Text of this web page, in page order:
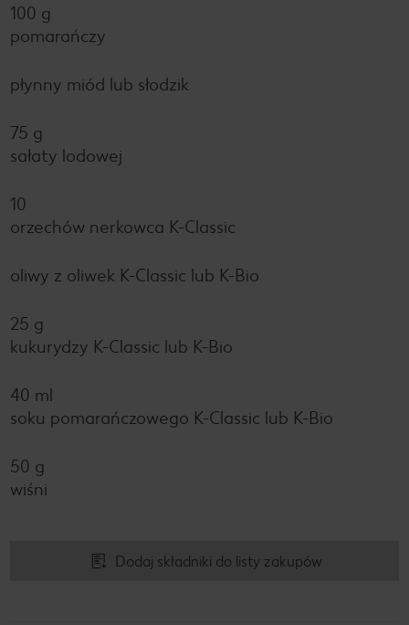
100 g
pomarańczy
płynny miód lub słodzik
75 g
sałaty lodowej
10
orzechów nerkowca K-Classic
oliwy z oliwek K-Classic lub K-Bio
25 g
kukurydzy K-Classic lub K-Bio
40 ml
soku pomarańczowego K-Classic lub K-Bio
50 g
wiśni
Dodaj składniki do listy zakupów